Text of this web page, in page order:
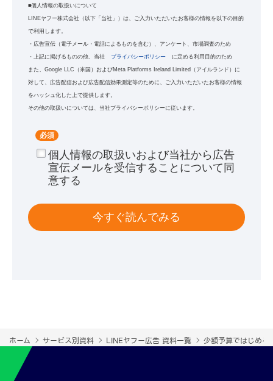
■個人情報の取扱いについて
LINEヤフー株式会社（以下「当社」）は、ご入力いただいたお客様の情報を以下の目的
で利用します。
・広告宣伝（電子メール・電話によるものを含む）、アンケート、市場調査のため
・上記に掲げるものの他、当社 プライバシーポリシー に定める利用目的のため
また、Google LLC（米国）およびMeta Platforms Ireland Limited（アイルランド）に
対して、広告配信および広告配信効果測定等のために、ご入力いただいたお客様の情報
をハッシュ化した上で提供します。
その他の取扱いについては、当社プライバシーポリシーに従います。
個人情報の取扱いおよび当社から広告
宣伝メールを受信することについて同
意する
今すぐ読んでみる
ホーム サービス別資料 LINEヤフー広告 資料一覧 少額予算ではじめる